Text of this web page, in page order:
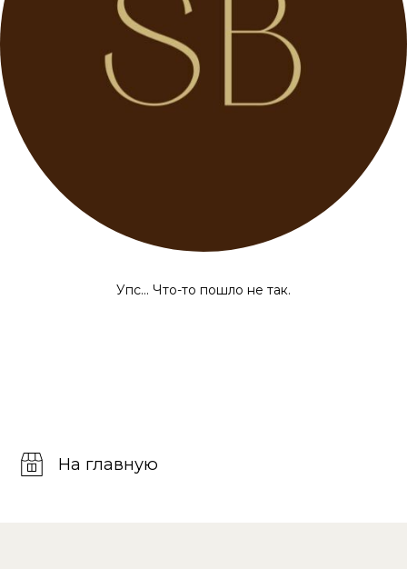
Упс... Что-то пошло не так.
На главную